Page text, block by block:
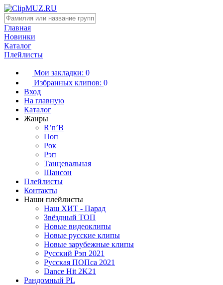
Главная
Новинки
Каталог
Плейлисты
Мои закладки: 0
Избранных клипов: 0
Вход
На главную
Каталог
Жанры
R’n’B
Поп
Рок
Рэп
Танцевальная
Шансон
Плейлисты
Контакты
Наши плейлисты
Наш ХИТ - Парад
Звёздный ТОП
Новые видеоклипы
Новые русские клипы
Новые зарубежные клипы
Русский Рэп 2021
Русская ПОПса 2021
Dance Hit 2K21
Рандомный PL